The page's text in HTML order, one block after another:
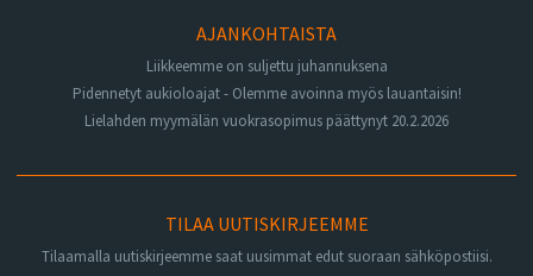
AJANKOHTAISTA
Liikkeemme on suljettu juhannuksena
Pidennetyt aukioloajat - Olemme avoinna myös lauantaisin!
Lielahden myymälän vuokrasopimus päättynyt 20.2.2026
TILAA UUTISKIRJEEMME
Tilaamalla uutiskirjeemme saat uusimmat edut suoraan sähköpostiisi.